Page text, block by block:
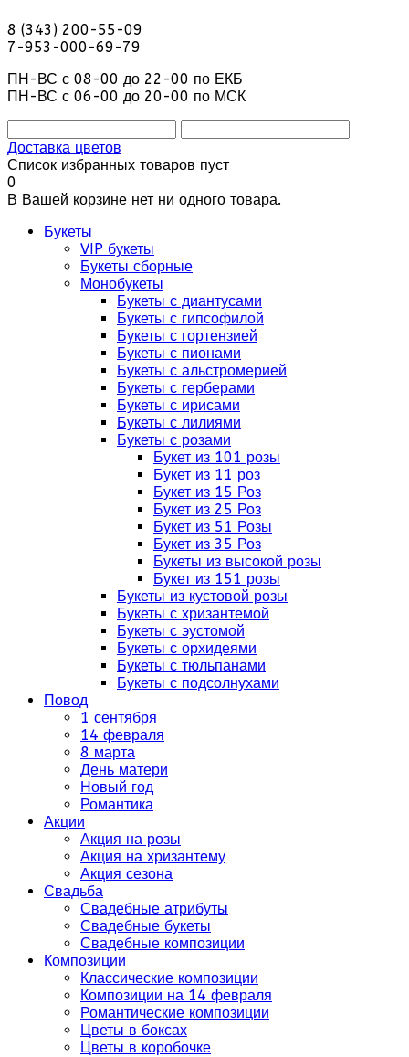
8 (343) 200-55-09
7-953-000-69-79
ПН-ВС с 08-00 до 22-00 по ЕКБ
ПН-ВС с 06-00 до 20-00 по МСК
Доставка цветов
Список избранных товаров пуст
0
В Вашей корзине нет ни одного товара.
Букеты
VIP букеты
Букеты сборные
Монобукеты
Букеты с диантусами
Букеты с гипсофилой
Букеты с гортензией
Букеты с пионами
Букеты с альстромерией
Букеты с герберами
Букеты с ирисами
Букеты с лилиями
Букеты с розами
Букет из 101 розы
Букет из 11 роз
Букет из 15 Роз
Букет из 25 Роз
Букет из 51 Розы
Букет из 35 Роз
Букеты из высокой розы
Букет из 151 розы
Букеты из кустовой розы
Букеты с хризантемой
Букеты с эустомой
Букеты с орхидеями
Букеты с тюльпанами
Букеты с подсолнухами
Повод
1 сентября
14 февраля
8 марта
День матери
Новый год
Романтика
Акции
Акция на розы
Акция на хризантему
Акция сезона
Свадьба
Свадебные атрибуты
Свадебные букеты
Свадебные композиции
Композиции
Классические композиции
Композиции на 14 февраля
Романтические композиции
Цветы в боксах
Цветы в коробочке